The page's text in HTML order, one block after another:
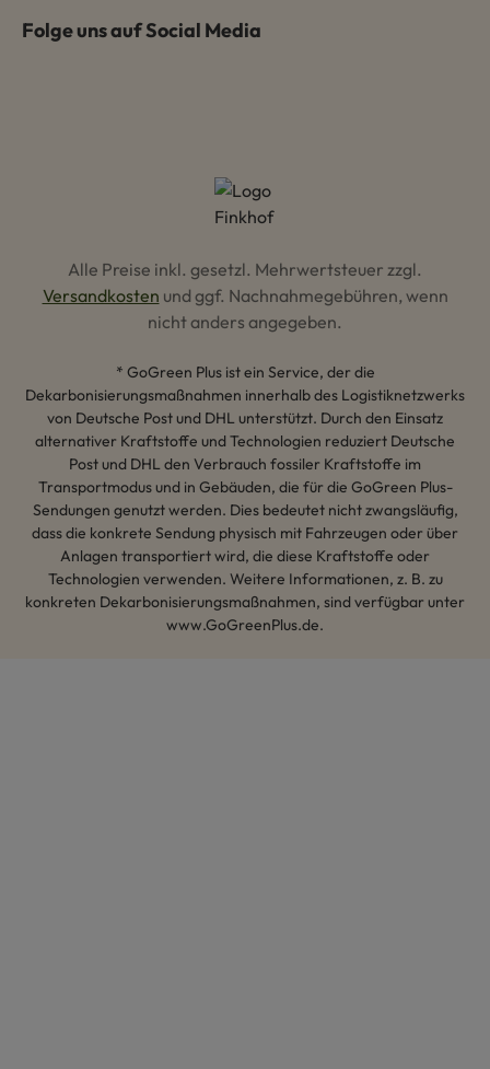
Folge uns auf Social Media
Alle Preise inkl. gesetzl. Mehrwertsteuer zzgl.
Versandkosten und ggf. Nachnahmegebühren, wenn
nicht anders angegeben.
* GoGreen Plus ist ein Service, der die
Dekarbonisierungsmaßnahmen innerhalb des Logistiknetzwerks
von Deutsche Post und DHL unterstützt. Durch den Einsatz
alternativer Kraftstoffe und Technologien reduziert Deutsche
Post und DHL den Verbrauch fossiler Kraftstoffe im
Transportmodus und in Gebäuden, die für die GoGreen Plus-
Sendungen genutzt werden. Dies bedeutet nicht zwangsläufig,
dass die konkrete Sendung physisch mit Fahrzeugen oder über
Anlagen transportiert wird, die diese Kraftstoffe oder
Technologien verwenden. Weitere Informationen, z. B. zu
konkreten Dekarbonisierungsmaßnahmen, sind verfügbar unter
www.GoGreenPlus.de.